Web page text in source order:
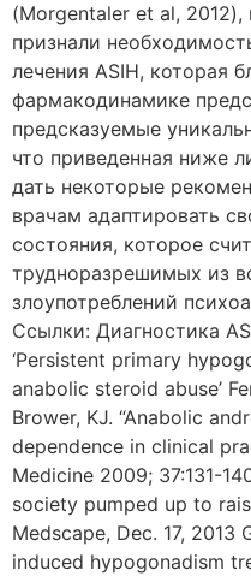
(Morgentaler et al,
признали
лечения ASIH, которая
фармакодинамике
предсказуемые
что приведенная ниже
дать некоторые
врачам адаптировать
состояния, которое
трудноразрешимых из
злоупотреблений
Ссылки: Диагностика
‘Persistent primary
anabolic steroid abuse’
Brower, KJ. “Anabolic
dependence in clinical
Medicine 2009; 37:131-
society pumped up to
Medscape, Dec. 17, 2013
induced hypogonadism